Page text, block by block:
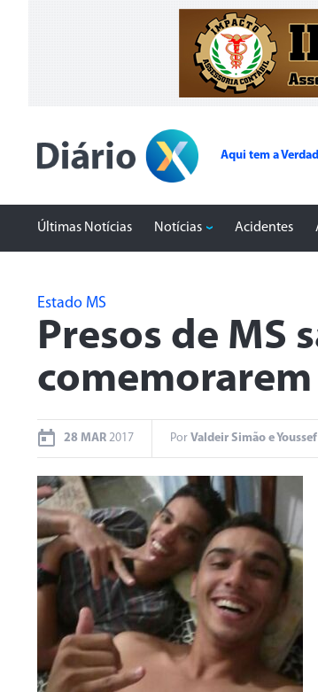
Aqui tem a
Últimas Notícias Notícias Acidentes
Estado MS
​Presos de MS
28 MAR 2017 Por Valdeir Simão e